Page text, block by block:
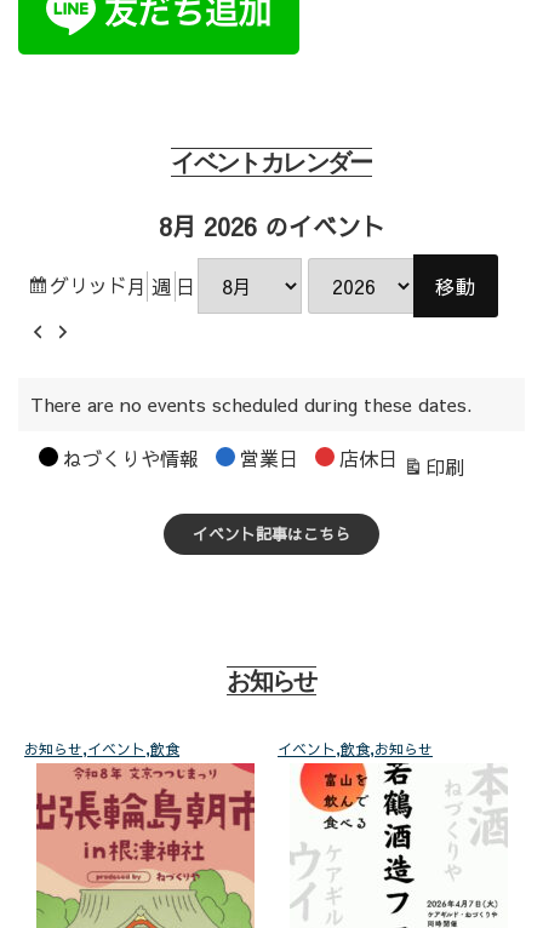
イベントカレンダー
8月 2026 のイベント
グリッド表
月 週 日
前
次
There are no events scheduled during these dates.
カ
ねづくりや情報 営業日 店休日 印刷表
イベント記事はこちら
お知らせ
お知らせ,イベント,飲食 イベント,飲食,お知らせ